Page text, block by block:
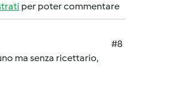
per poter commentare
#8
ma senza ricettario,